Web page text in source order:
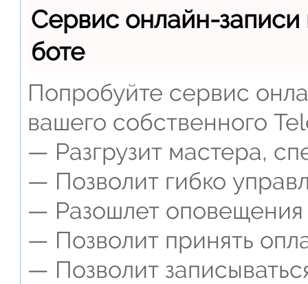
Сервис онлайн-
боте
Попробуйте сервис
вашего собственного
— Разгрузит мастера,
— Позволит гибко
— Разошлет оповещения
— Позволит принять
— Позволит